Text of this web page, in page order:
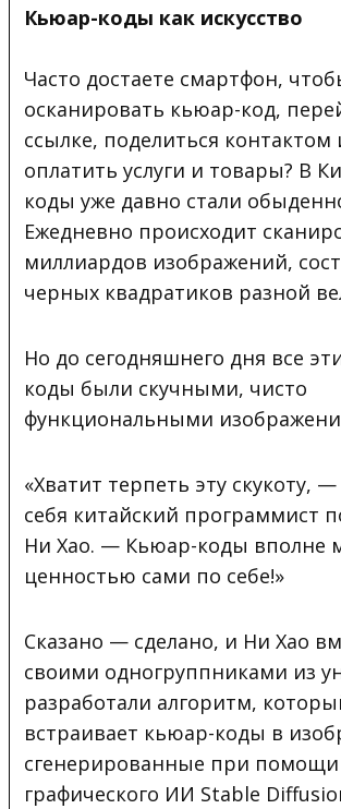
Кьюар-коды как искусство
Часто достаете смартфон,
осканировать кьюар-код,
ссылке, поделиться контактом
оплатить услуги и товары? В
коды уже давно стали
Ежедневно происходит
миллиардов изображений,
черных квадратиков разной
Но до сегодняшнего дня все
коды были скучными, чисто
функциональными
«Хватит терпеть эту скукоту,
себя китайский программист
Ни Хао. — Кьюар-коды вполне
ценностью сами по себе!»
Сказано — сделано, и Ни Хао
своими одногруппниками из
разработали алгоритм,
встраивает кьюар-коды в
сгенерированные при помощи
графического ИИ Stable